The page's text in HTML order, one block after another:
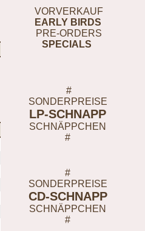
VORVERKAUF
EARLY BIRDS
PRE-ORDERS
SPECIALS
#
SONDERPREISE
LP-SCHNAPP
SCHNÄPPCHEN
#
#
SONDERPREISE
CD-SCHNAPP
SCHNÄPPCHEN
#